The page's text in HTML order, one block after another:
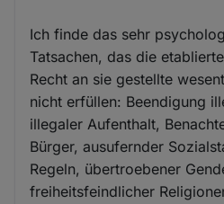
Ich finde das sehr
Tatsachen, das die
Recht an sie gestellte
nicht erfüllen: Beendigung
illegaler Aufenthalt,
Bürger, ausufernder
Regeln, übertroebener
freiheitsfeindlicher